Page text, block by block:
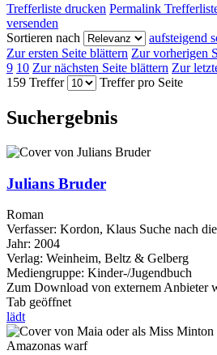
Trefferliste drucken Permalink
versenden
Sortieren nach
aufsteigend
Zur ersten Seite blättern Zur vorherigen
9 10 Zur nächsten Seite blättern Zur
159 Treffer
Treffer pro Seite
Suchergebnis
Julians Bruder
Roman
Verfasser: Kordon, Klaus Suche nach
Jahr: 2004
Verlag: Weinheim, Beltz & Gelberg
Mediengruppe: Kinder-/Jugendbuch
Zum Download von externem Anbieter
Tab geöffnet
lädt